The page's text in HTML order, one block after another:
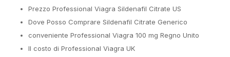
Prezzo Professional Viagra Sildenafil Citrate US
Dove Posso Comprare Sildenafil Citrate Generico
conveniente Professional Viagra 100 mg Regno Unito
Il costo di Professional Viagra UK